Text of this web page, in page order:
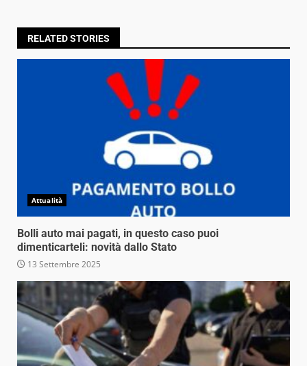
RELATED STORIES
Attualità
Bolli auto mai pagati, in questo caso puoi
dimenticarteli: novità dallo Stato
13 Settembre 2025